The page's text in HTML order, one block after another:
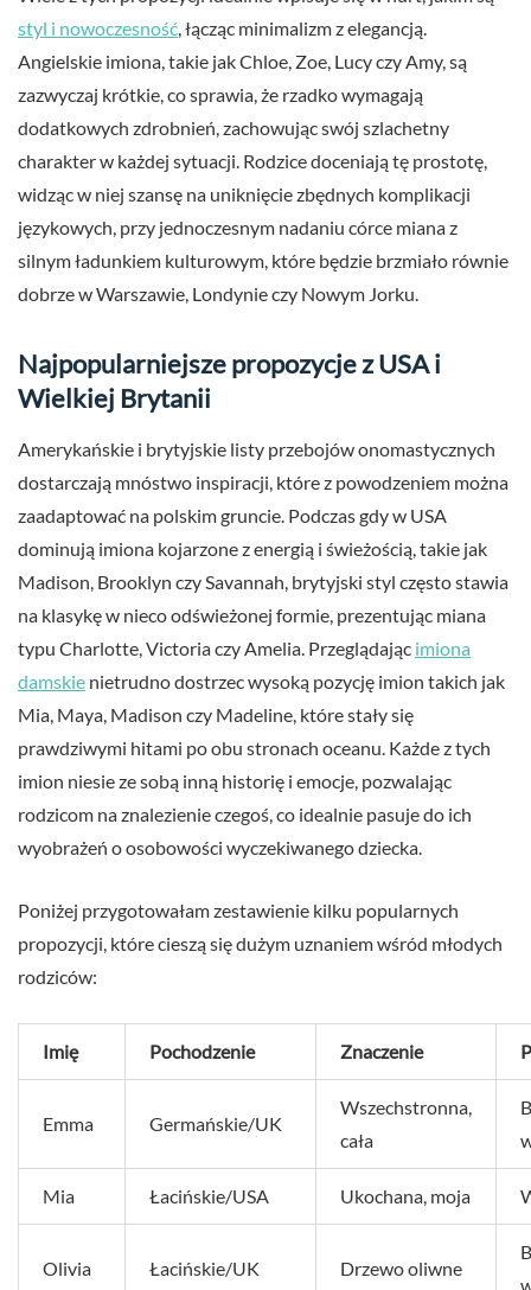
styl i nowoczesność , łącząc minimalizm z elegancją.
Angielskie imiona, takie jak Chloe, Zoe, Lucy czy Amy, są
zazwyczaj krótkie, co sprawia, że rzadko wymagają
dodatkowych zdrobnień, zachowując swój szlachetny
charakter w każdej sytuacji. Rodzice doceniają tę prostotę,
widząc w niej szansę na uniknięcie zbędnych komplikacji
językowych, przy jednoczesnym nadaniu córce miana z
silnym ładunkiem kulturowym, które będzie brzmiało równie
dobrze w Warszawie, Londynie czy Nowym Jorku.
Najpopularniejsze propozycje z USA i
Wielkiej Brytanii
Amerykańskie i brytyjskie listy przebojów onomastycznych
dostarczają mnóstwo inspiracji, które z powodzeniem można
zaadaptować na polskim gruncie. Podczas gdy w USA
dominują imiona kojarzone z energią i świeżością, takie jak
Madison, Brooklyn czy Savannah, brytyjski styl często stawia
na klasykę w nieco odświeżonej formie, prezentując miana
typu Charlotte, Victoria czy Amelia. Przeglądając imiona
damskie nietrudno dostrzec wysoką pozycję imion takich jak
Mia, Maya, Madison czy Madeline, które stały się
prawdziwymi hitami po obu stronach oceanu. Każde z tych
imion niesie ze sobą inną historię i emocje, pozwalając
rodzicom na znalezienie czegoś, co idealnie pasuje do ich
wyobrażeń o osobowości wyczekiwanego dziecka.
Poniżej przygotowałam zestawienie kilku popularnych
propozycji, które cieszą się dużym uznaniem wśród młodych
rodziców:
Imię Pochodzenie Znaczenie
Emma Germańskie/UK
Wszechstronna,
cała
Mia Łacińskie/USA Ukochana, moja
Olivia Łacińskie/UK Drzewo oliwne